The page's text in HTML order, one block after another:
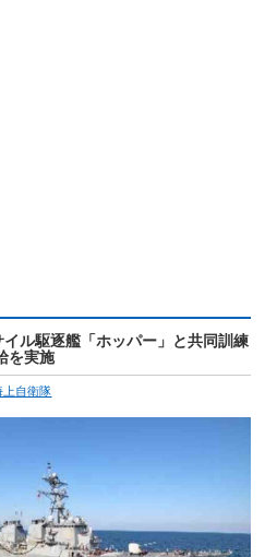
ル駆逐艦「ホッパー」と共同訓練
を実施
上自衛隊